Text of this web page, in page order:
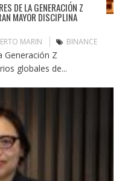
DE LA GENERACIÓN Z
MAYOR DISCIPLINA
MARIN BINANCE
Generación Z
globales de...